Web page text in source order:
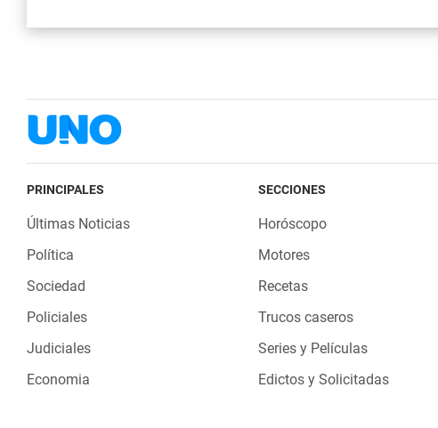
PRINCIPALES
Últimas Noticias
Política
Sociedad
Policiales
Judiciales
Economia
SECCIONES
Horóscopo
Motores
Recetas
Trucos caseros
Series y Películas
Edictos y Solicitadas